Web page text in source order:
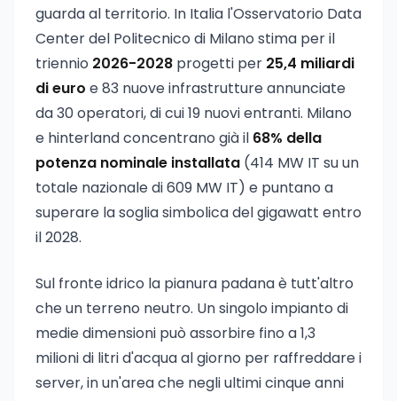
guarda al territorio. In Italia l'Osservatorio Data
Center del Politecnico di Milano stima per il
triennio 2026-2028 progetti per 25,4 miliardi
di euro e 83 nuove infrastrutture annunciate
da 30 operatori, di cui 19 nuovi entranti. Milano
e hinterland concentrano già il 68% della
potenza nominale installata (414 MW IT su un
totale nazionale di 609 MW IT) e puntano a
superare la soglia simbolica del gigawatt entro
il 2028.
Sul fronte idrico la pianura padana è tutt'altro
che un terreno neutro. Un singolo impianto di
medie dimensioni può assorbire fino a 1,3
milioni di litri d'acqua al giorno per raffreddare i
server, in un'area che negli ultimi cinque anni